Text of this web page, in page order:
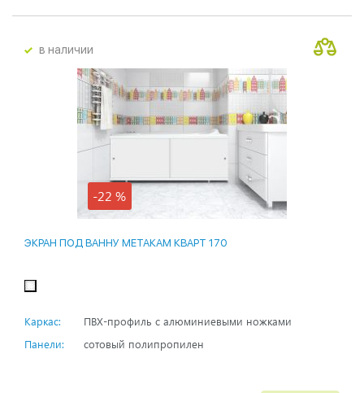
в наличии
-22 %
ЭКРАН ПОД ВАННУ МЕТАКАМ КВАРТ 170
Каркас:
ПВХ-профиль с алюминиевыми ножками
Панели:
сотовый полипропилен